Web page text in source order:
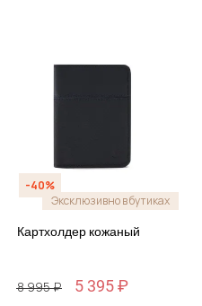
-40%
Эксклюзивно в бутиках
Картхолдер кожаный
8 995 ₽ 5 395 ₽